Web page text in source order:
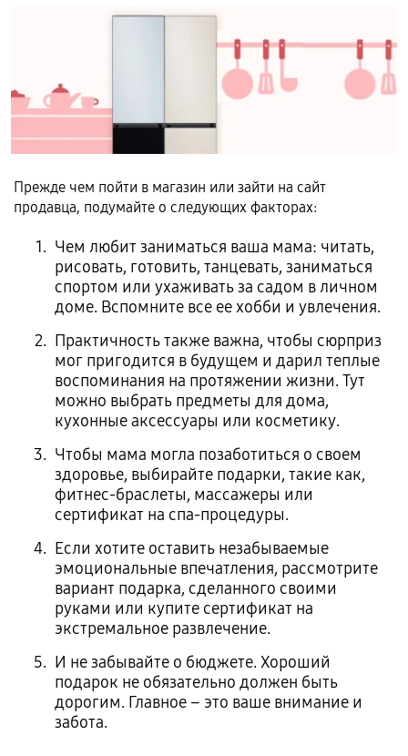
Прежде чем пойти в магазин или зайти на сайт
продавца, подумайте о следующих факторах:
Чем любит заниматься ваша мама: читать,
рисовать, готовить, танцевать, заниматься
спортом или ухаживать за садом в личном
доме. Вспомните все ее хобби и увлечения.
Практичность также важна, чтобы сюрприз
мог пригодится в будущем и дарил теплые
воспоминания на протяжении жизни. Тут
можно выбрать предметы для дома,
кухонные аксессуары или косметику.
Чтобы мама могла позаботиться о своем
здоровье, выбирайте подарки, такие как,
фитнес-браслеты, массажеры или
сертификат на спа-процедуры.
Если хотите оставить незабываемые
эмоциональные впечатления, рассмотрите
вариант подарка, сделанного своими
руками или купите сертификат на
экстремальное развлечение.
И не забывайте о бюджете. Хороший
подарок не обязательно должен быть
дорогим. Главное – это ваше внимание и
забота.